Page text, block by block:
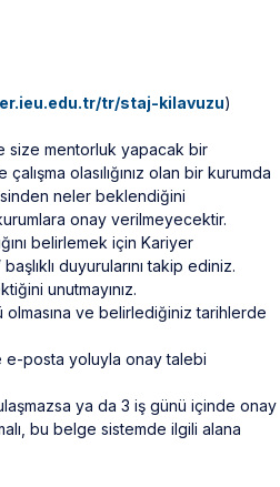
tr/staj-kilavuzu)
size mentorluk yapacak bir
olasılığınız olan bir kurumda
neler beklendiğini
onay verilmeyecektir.
belirlemek için Kariyer
duyurularını takip ediniz.
unutmayınız.
ve belirlediğiniz tarihlerde
e-posta yoluyla onay talebi
ya da 3 iş günü içinde onay
bu belge sistemde ilgili alana